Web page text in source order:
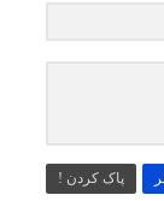
پاک کردن !